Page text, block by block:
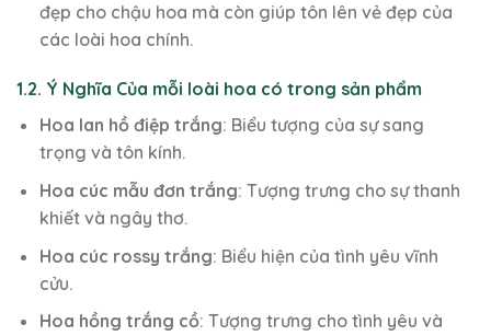
đẹp cho chậu hoa mà còn giúp tôn lên vẻ đẹp của
các loài hoa chính.
1.2. Ý Nghĩa Của mỗi loài hoa có trong sản phẩm
Hoa lan hồ điệp trắng: Biểu tượng của sự sang
trọng và tôn kính.
Hoa cúc mẫu đơn trắng: Tượng trưng cho sự thanh
khiết và ngây thơ.
Hoa cúc rossy trắng: Biểu hiện của tình yêu vĩnh
cửu.
Hoa hồng trắng cồ: Tượng trưng cho tình yêu và